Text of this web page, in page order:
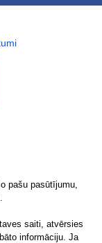
pašu pasūtījumu,
saiti, atvērsies
informāciju. Ja